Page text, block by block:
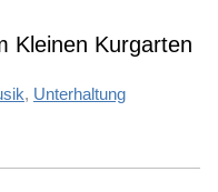
Kleinen Kurgarten
, Unterhaltung